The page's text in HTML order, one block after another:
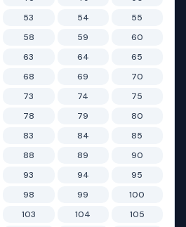
53 54
55
58 59
60
63 64
65
68 69
70
73 74
75
78 79
80
83 84
85
88 89
90
93 94
95
98 99
100
103 104 105